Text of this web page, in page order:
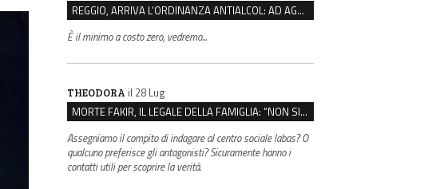
REGGIO, ARRIVA L’ORDINANZA ANTIALCOL: AD AGOSTO ESERCIZI DI VICINATO CHIUSI DALLE 22 ALLE 6
È il minimo a costo zero, vedremo...
THEODORA il 28 Lug
MORTE FAKIR, IL LEGALE DELLA FAMIGLIA: “NON SIA LA POLIZIA DI STATO A INDAGARE”
Assegniamo il compito di indagare al centro sociale labas? O
qualcuno preferisce gli antagonisti? Sicuramente hanno i
contatti utili per scoprire la verità.